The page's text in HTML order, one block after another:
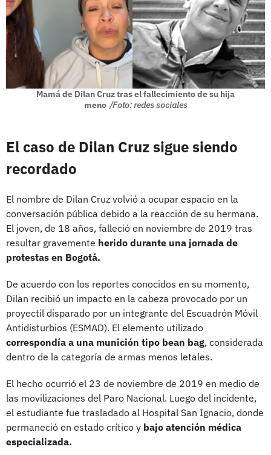
Mamá de Dilan Cruz tras el fallecimiento de su hija
meno /Foto: redes sociales
El caso de Dilan Cruz sigue siendo
recordado
El nombre de Dilan Cruz volvió a ocupar espacio en la
conversación pública debido a la reacción de su hermana.
El joven, de 18 años, falleció en noviembre de 2019 tras
resultar gravemente herido durante una jornada de
protestas en Bogotá.
De acuerdo con los reportes conocidos en su momento,
Dilan recibió un impacto en la cabeza provocado por un
proyectil disparado por un integrante del Escuadrón Móvil
Antidisturbios (ESMAD). El elemento utilizado
correspondía a una munición tipo bean bag, considerada
dentro de la categoría de armas menos letales.
El hecho ocurrió el 23 de noviembre de 2019 en medio de
las movilizaciones del Paro Nacional. Luego del incidente,
el estudiante fue trasladado al Hospital San Ignacio, donde
permaneció en estado crítico y bajo atención médica
especializada.